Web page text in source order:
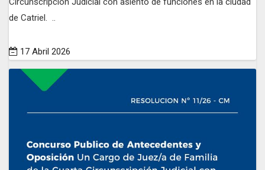
de Catriel. ..
17 Abril 2026